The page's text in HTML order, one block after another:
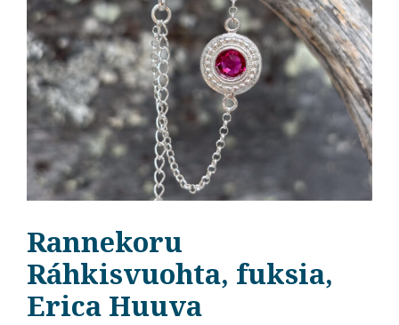
Rannekoru
Ráhkisvuohta, fuksia,
Erica Huuva